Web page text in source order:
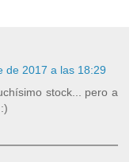
de 2017 a las 18:29
stock... pero a